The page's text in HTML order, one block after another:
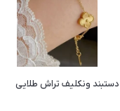
دستبند ونکلیف تراش طلایی